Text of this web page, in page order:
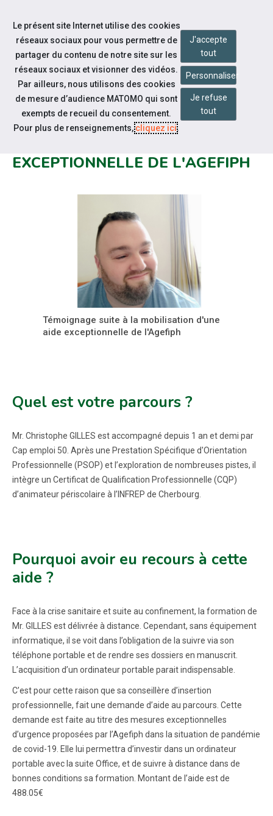
Aller au contenu
Actualités
TÉMOIGNAGE SUITE À LA
EXCEPTIONNELLE DE L'AGEFIPH
Témoignage suite à la mobilisation d'une
aide exceptionnelle de l'Agefiph
Quel est votre parcours ?
Mr. Christophe GILLES est accompagné depuis 1 an et demi par
Cap emploi 50. Après une Prestation Spécifique d'Orientation
Professionnelle (PSOP) et l’exploration de nombreuses pistes, il
intègre un Certificat de Qualification Professionnelle (CQP)
d’animateur périscolaire à l’INFREP de Cherbourg.
Pourquoi avoir eu recours à cette
aide ?
Face à la crise sanitaire et suite au confinement, la formation de
Mr. GILLES est délivrée à distance. Cependant, sans équipement
informatique, il se voit dans l’obligation de la suivre via son
téléphone portable et de rendre ses dossiers en manuscrit.
L’acquisition d’un ordinateur portable parait indispensable.
C’est pour cette raison que sa conseillère d’insertion
professionnelle, fait une demande d’aide au parcours. Cette
demande est faite au titre des mesures exceptionnelles
d’urgence proposées par l’Agefiph dans la situation de pandémie
de covid-19. Elle lui permettra d’investir dans un ordinateur
portable avec la suite Office, et de suivre à distance dans de
bonnes conditions sa formation. Montant de l’aide est de
488.05€
Le présent site Internet utilise des cookies
réseaux sociaux pour vous permettre de
partager du contenu de notre site sur les
réseaux sociaux et visionner des vidéos.
Par ailleurs, nous utilisons des cookies
de mesure d’audience MATOMO qui sont
exempts de recueil du consentement.
Pour plus de renseignements,cliquez ici.
J'accepte
tout
Personnaliser
Je refuse
tout